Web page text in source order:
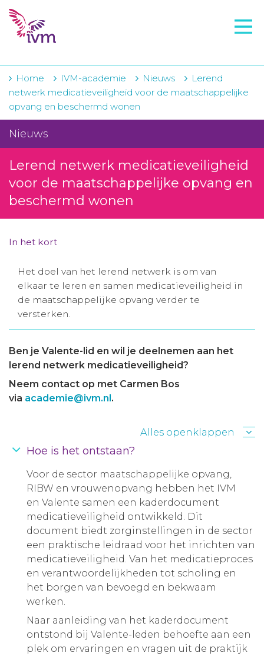
VMI
IVM-academie
Zorginstellingen
Projecten
Over IVM
Actueel
Aanmelden nieuwsbrief
Toegang leeromgeving
Home IVM-academie Nieuws
Lerend
netwerk medicatieveiligheid voor de maatschappelijke
opvang en beschermd wonen
Nieuws
Lerend netwerk medicatieveiligheid
voor de maatschappelijke opvang en
beschermd wonen
In het kort
Het doel van het lerend netwerk is om van
elkaar te leren en samen medicatieveiligheid in
de maatschappelijke opvang verder te
versterken.
Ben je Valente-lid en wil je deelnemen aan het
lerend netwerk medicatieveiligheid?
Neem contact op met Carmen Bos
via academie@ivm.nl.
Alles openklappen
Hoe is het ontstaan?
Voor de sector maatschappelijke opvang,
RIBW en vrouwenopvang hebben het IVM
en Valente samen een kaderdocument
medicatieveiligheid ontwikkeld. Dit
document biedt zorginstellingen in de sector
een praktische leidraad voor het inrichten van
medicatieveiligheid. Van het medicatieproces
en verantwoordelijkheden tot scholing en
het borgen van bevoegd en bekwaam
werken.
Naar aanleiding van het kaderdocument
ontstond bij Valente-leden behoefte aan een
plek om ervaringen en vragen uit de praktijk